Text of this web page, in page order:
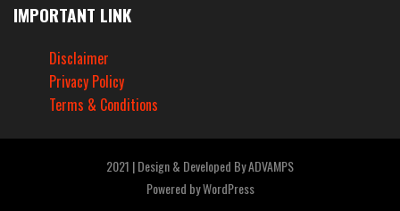
IMPORTANT LINK
Disclaimer
Privacy Policy
Terms & Conditions
2021 | Design & Developed By ADVAMPS
Powered byWordPress